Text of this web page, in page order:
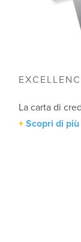
La carta di
Scopri di più